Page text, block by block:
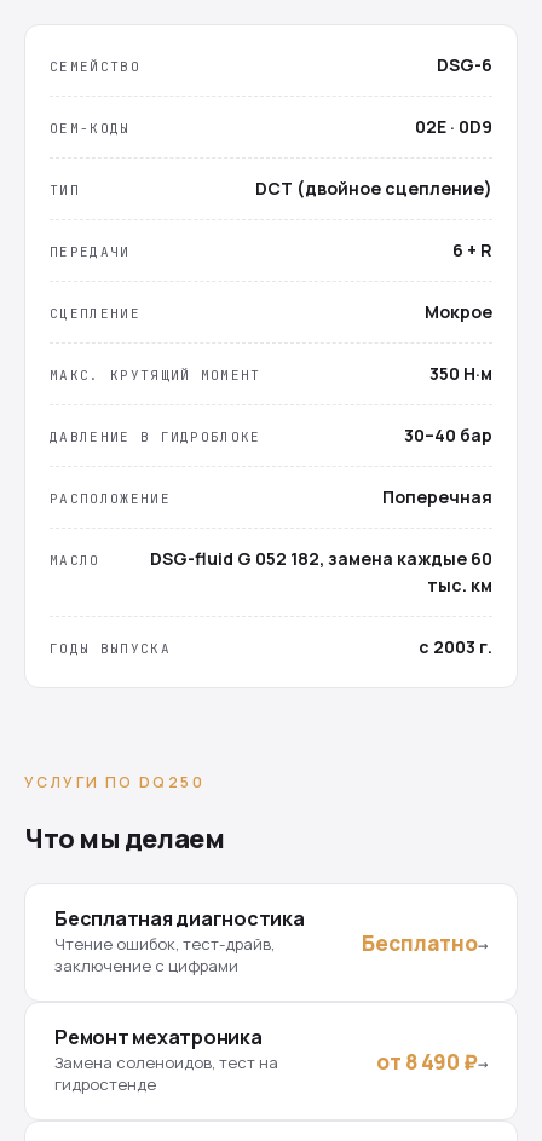
СЕМЕЙСТВО DSG-6
OEM-КОДЫ 02E · 0D9
ТИП DCT (двойное сцепление)
ПЕРЕДАЧИ 6 + R
СЦЕПЛЕНИЕ Мокрое
МАКС. КРУТЯЩИЙ МОМЕНТ 350 Н·м
ДАВЛЕНИЕ В ГИДРОБЛОКЕ 30–40 бар
РАСПОЛОЖЕНИЕ Поперечная
МАСЛО
DSG-fluid G 052 182, замена каждые 60
тыс. км
ГОДЫ ВЫПУСКА с 2003 г.
УСЛУГИ ПО DQ250
Что мы делаем
Бесплатная диагностика
Чтение ошибок, тест-драйв,
заключение с цифрами
Бесплатно→
Ремонт мехатроника
Замена соленоидов, тест на
гидростенде
от 8 490 ₽→